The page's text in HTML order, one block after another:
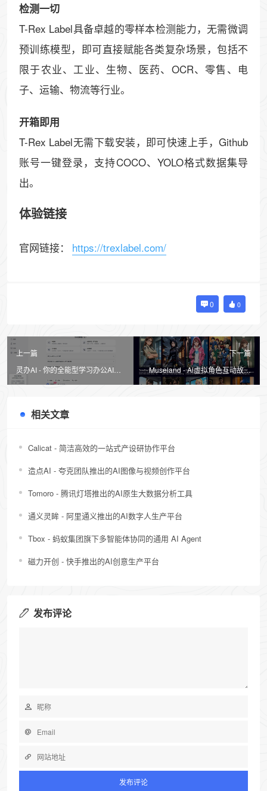
检测一切
T-Rex Label具备卓越的零样本检测能力，无需微调
预训练模型，即可直接赋能各类复杂场景，包括不
限于农业、工业、生物、医药、OCR、零售、电
子、运输、物流等行业。
开箱即用
T-Rex Label无需下载安装，即可快速上手，Github
账号一键登录，支持COCO、YOLO格式数据集导
出。
体验链接
官网链接： https://trexlabel.com/
0 0
上一篇
灵办AI - 你的全能型学习办公AI助
手
下一篇
Museland - Al虚拟角色互动故事
平台
相关文章
Calicat - 简洁高效的一站式产设研协作平台
造点AI - 夸克团队推出的AI图像与视频创作平台
Tomoro - 腾讯灯塔推出的AI原生大数据分析工具
通义灵眸 - 阿里通义推出的AI数字人生产平台
Tbox - 蚂蚁集团旗下多智能体协同的通用 AI Agent
磁力开创 - 快手推出的AI创意生产平台
发布评论